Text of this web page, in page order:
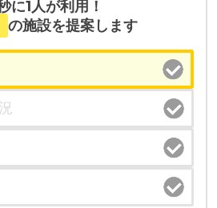
に1人が利用！
の施設を提案します